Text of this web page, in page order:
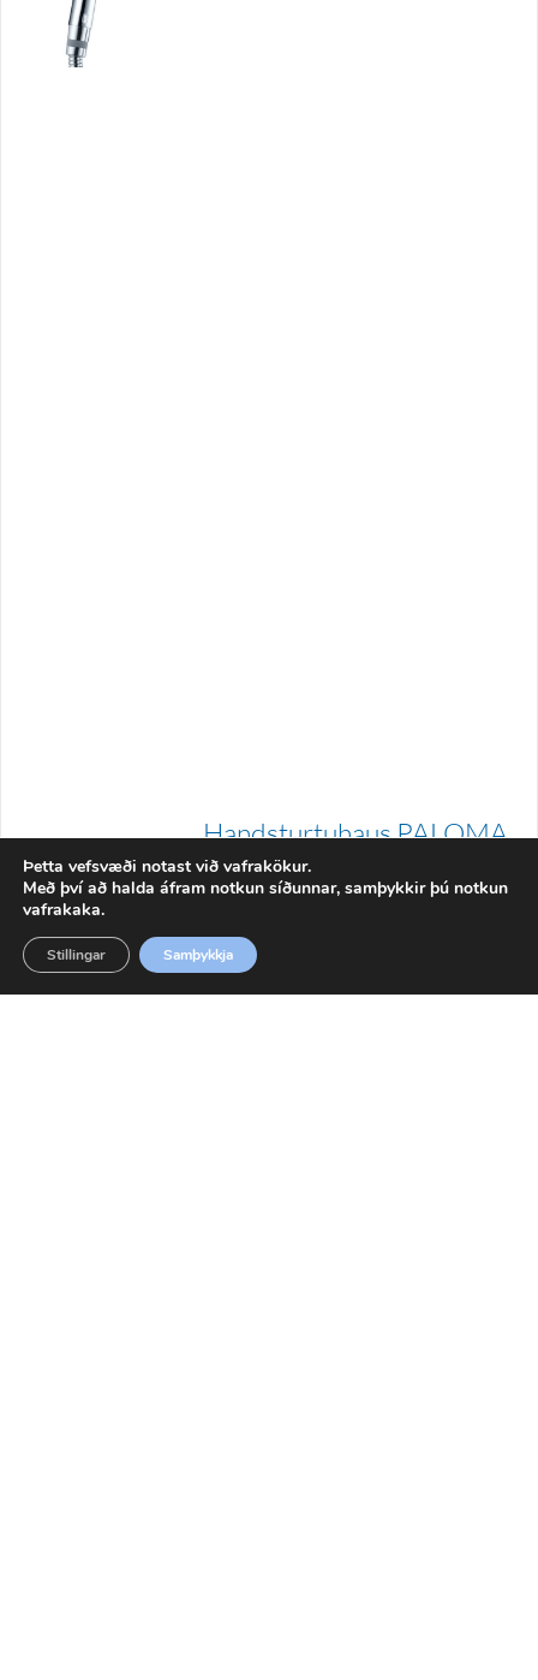
Handsturtuhaus PALOMA
bidet króm spray
Þetta vefsvæði notast við vafrakökur.
Með því að halda áfram notkun síðunnar, samþykkir þú notkun
vafrakaka.
Samþykkja
Stillingar